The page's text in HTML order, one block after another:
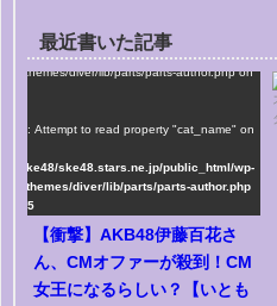
最近書いた記事
ske48/ske48.stars.ne.jp/public_html/wp-
themes/diver/lib/parts/parts-author.php on
: Attempt to read property "cat_name" on
ske48/ske48.stars.ne.jp/public_html/wp-
themes/diver/lib/parts/parts-author.php
75
【衝撃】AKB48伊藤百花さ
ん、CMオファーが殺到！CM
女王になるらしい？【いとも